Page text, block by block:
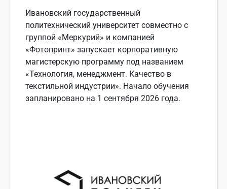
Ивановский государственный
политехнический университет совместно с
группой «Меркурий» и компанией
«Фотопринт» запускает корпоративную
магистерскую программу под названием
«Технология, менеджмент. Качество в
текстильной индустрии». Начало обучения
запланировано на 1 сентября 2026 года.